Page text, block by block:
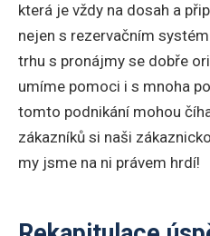
která je vždy na dosah a
nejen s rezervačním
trhu s pronájmy se dobře
umíme pomoci i s mnoha
tomto podnikání mohou
zákazníků si naši
my jsme na ni právem hrdí!